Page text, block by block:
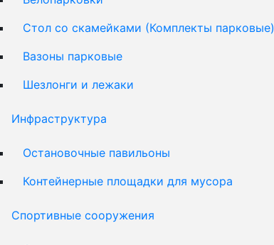
Стол со скамейками (Комплекты парковые)
Вазоны парковые
Шезлонги и лежаки
Инфраструктура
Остановочные павильоны
Контейнерные площадки для мусора
Спортивные сооружения